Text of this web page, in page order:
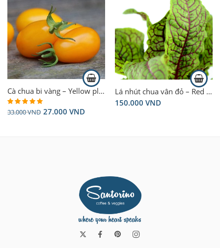
Cà chua bi vàng – Yellow plum tomatoes 250g
Rated5.00
33.000VND 27.000 VND
Lá nhút chua vân đỏ – Red sorrel 50gram
150.000 VND